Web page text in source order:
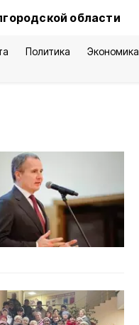
области
Политика Экономика